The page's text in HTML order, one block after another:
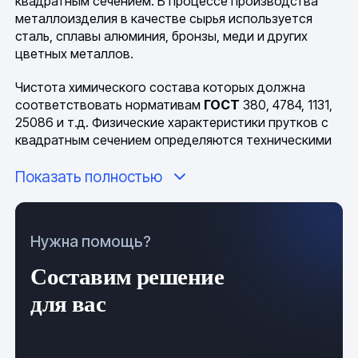
металлоизделия в качестве сырья используется
сталь, сплавы алюминия, бронзы, меди и других
цветных металлов.
Чистота химического состава которых должна
соответствовать нормативам ГОСТ 380, 4784, 1131,
25086 и т.д. Физические характеристики прутков с
квадратным сечением определяются техническими
прокат, ковка,прессование
класс точности — повышенный, обычный;
наличие дополнительной обработки —
Показать полностью
Нужна помощь?
Составим решение
для вас